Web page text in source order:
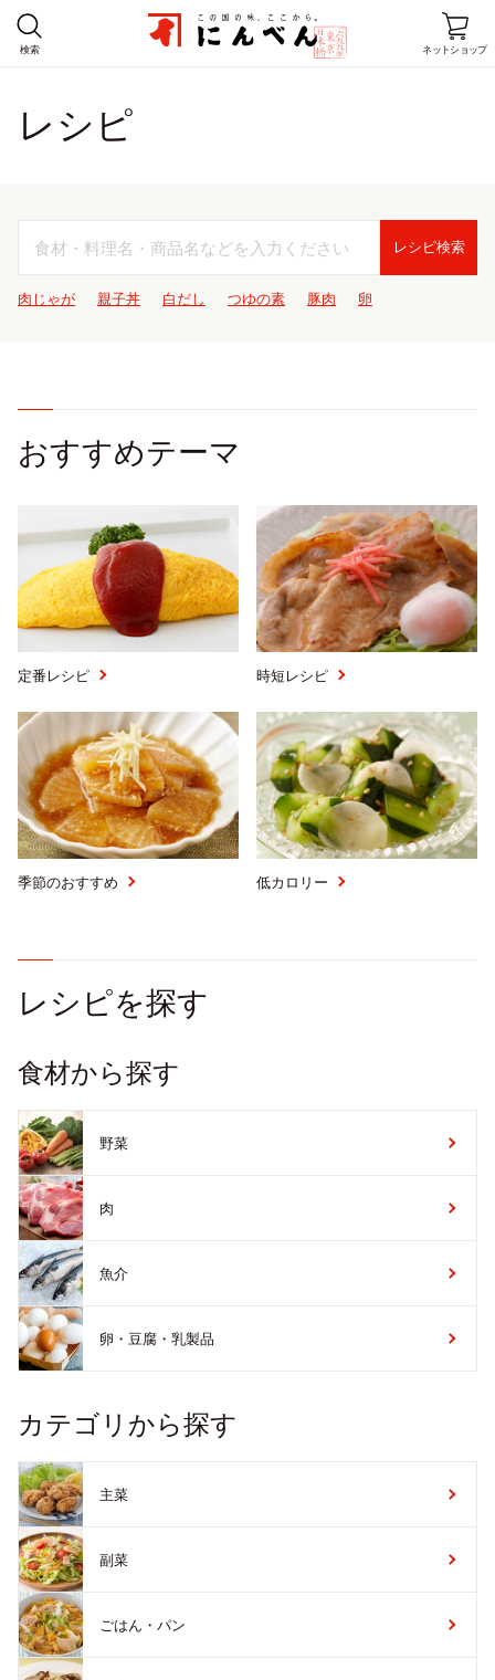
検索 ネットショップ
ホーム
店舗情報
お客様窓口
English
プライバシーポリシー
サイトポリシー
サイトマップ
レシピ
レシピ検索
肉じゃが 親子丼 白だし つゆの素 豚肉 卵
おすすめテーマ
定番レシピ 時短レシピ
季節のおすすめ 低カロリー
レシピを探す
食材から探す
野菜
肉
魚介
卵・豆腐・乳製品
カテゴリから探す
主菜
副菜
ごはん・パン